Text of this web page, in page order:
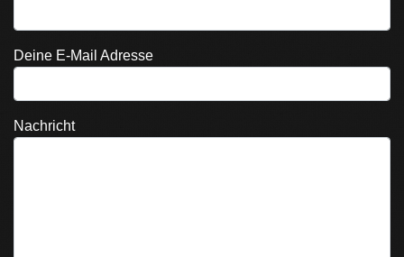
Deine E-Mail Adresse
Nachricht